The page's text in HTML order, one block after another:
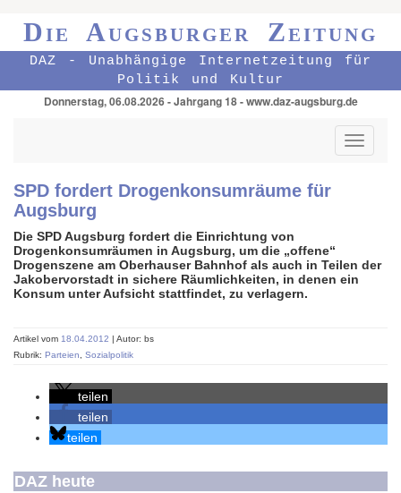
Die Augsburger Zeitung
DAZ - Unabhängige Internetzeitung für
Politik und Kultur
Donnerstag, 06.08.2026 - Jahrgang 18 - www.daz-augsburg.de
Toggle
SPD fordert Drogenkonsumräume für
Augsburg
Die SPD Augsburg fordert die Einrichtung von
Drogenkonsumräumen in Augsburg, um die „offene“
Drogenszene am Oberhauser Bahnhof als auch in Teilen der
Jakobervorstadt in sichere Räumlichkeiten, in denen ein
Konsum unter Aufsicht stattfindet, zu verlagern.
Artikel vom 18.04.2012 | Autor: bs
Rubrik: Parteien Sozialpolitik
teilen
teilen
teilen
DAZ heute